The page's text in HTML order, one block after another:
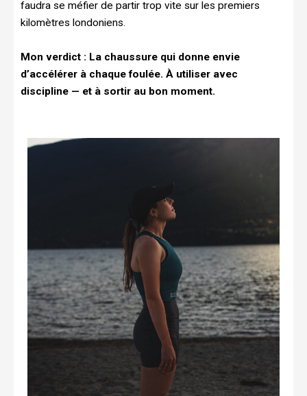
faudra se méfier de partir trop vite sur les premiers
kilomètres londoniens.
Mon verdict : La chaussure qui donne envie
d’accélérer à chaque foulée. À utiliser avec
discipline — et à sortir au bon moment.